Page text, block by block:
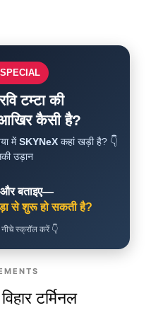
टम्टा की
आखिर कैसी है?
मेंSKYNeX कहां खड़ी है? 👇
उड़ान
और बताइए—
से शुरू हो सकती है?
नीचे स्क्रॉल करें 👇
टर्मिनल